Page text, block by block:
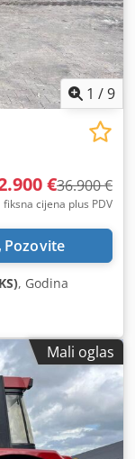
1 /9
€36.900 €
fiksna cijena plus PDV
Pozovite
, Godina
Mali oglas